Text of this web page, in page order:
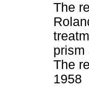
The
prism
The
1958